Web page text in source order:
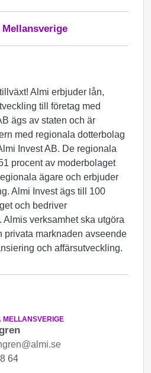
Almi erbjuder lån,
till företag med
ägs av staten och är
med regionala dotterbolag
Invest AB. De regionala
procent av moderbolaget
ägare och erbjuder
Almi Invest ägs till 100
och bedriver
Almis verksamhet ska utgöra
privata marknaden avseende
och affärsutveckling.
MELLANSVERIGE
64